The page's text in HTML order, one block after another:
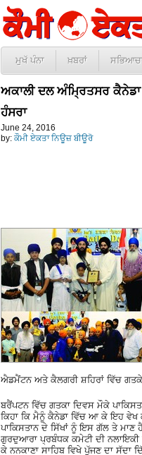
ਮੁਖੱ ਪੰਨਾ ਖ਼ਬਰਾਂ
ਅਕਾਲੀ ਦਲ ਅੰਮ੍ਰਿਤਸਰ
ਹੰਸਰਾ
June 24, 2016
by: ਕੌਮੀ ਏਕਤਾ ਨਿਊਜ਼ ਬੀਊਰੋ
ਐਡਮੈਂਟਨ ਅਤੇ ਕੈਲਗਰੀ ਸ਼ਹਿਰਾਂ ਵਿੱਚ
ਬਰੈਂਪਟਨ ਵਿੱਚ ਗਤਕਾ ਦਿਵਸ ਮੌਕੇ
ਕਿਹਾ ਕਿ ਮੈਨੂੰ ਕੈਨੇਡਾ ਵਿੱਚ ਆ ਕੇ ਇਹ ਵੇਖ
ਪਾਕਿਸਤਾਨ ਦੇ ਸਿੱਖਾਂ ਨੂੰ ਇਸ ਗੱਲ ਤੇ ਮਾਣ
ਗੁਰਦੁਆਰਾ ਪ੍ਰਬੰਧਕ ਕਮੇਟੀ ਦੀ ਨਲਾਇਕੀ
ਕੇ ਨਨਕਾਣਾ ਸਾਹਿਬ ਵਿਖੇ ਪੁੱਜਣ ਦਾ ਸੱਦਾ